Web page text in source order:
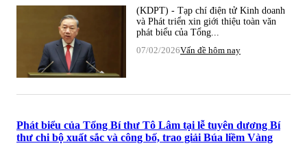
(KDPT) - Tạp chí điện tử Kinh doanh
và Phát triển xin giới thiệu toàn văn
phát biểu của Tổng...
07/02/2026Vấn đề hôm nay
Phát biểu của Tổng Bí thư Tô Lâm tại lễ tuyên dương Bí
thư chi bộ xuất sắc và công bố, trao giải Búa liềm Vàng